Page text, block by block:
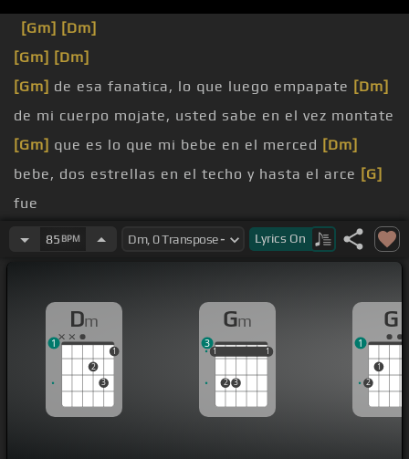
[Gm] [Dm]
[Gm] [Dm]
[Gm] de esa fanatica, lo que luego empapate [Dm]
de mi cuerpo mojate, usted sabe en el vez montate
[Gm] que es lo que mi bebe en el merced [Dm]
bebe, dos estrellas en el techo y hasta el arce [G]
fue
[Gm]mi, entre pates y memes, manda rubi paso
ayer, quiere que le [Dm]pongamos el capac,
baila hasta abajo
bebe, bebimos par de[Dm]botellas, no nadie
recuerda que lo hicimos
[Gm]ayer, no se lo he
85 BPM Lyrics On
Dm
2
3
1
1
Gm
1
2 3
1
1 1
3
G
2
1
1